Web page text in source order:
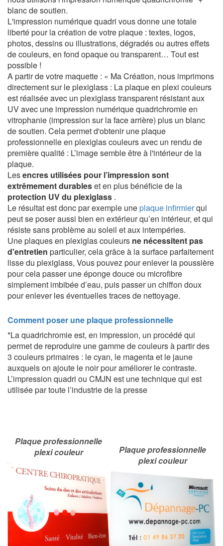
blanc de soutien.
L'impression numérique quadri vous donne une totale
liberté pour la création de votre plaque : textes, logos,
photos, dessins ou illustrations, dégradés ou autres effets
de couleurs, en fond opaque ou transparent… Tout est
possible !
A partir de votre maquette : « Ma Création, nous imprimons
directement sur le plexiglass : La plaque en plexi couleurs
est réalisée avec un plexiglass transparent résistant aux
UV avec une impression numérique quadrichromie en
vitrophanie (impression sur la face arrière) plus un blanc
de soutien. Cela permet d'obtenir une plaque
professionnelle en plexiglas couleurs avec un rendu de
première qualité : L’image semble être à l'intérieur de la
plaque.
Lesencres utilisées pour l’impression sont
extrêmement durableset en plus bénéficie de la
protection UV du plexiglass .
Le résultat est donc par exemple uneplaque infirmierqui
peut se poser aussi bien en extérieur qu’en intérieur, et qui
résiste sans problème au soleil et aux intempéries.
Une plaques en plexiglas couleurs ne nécessitent pas
d'entretien particulier, cela grâce à la surface parfaitement
lisse du plexiglass, Vous pouvez pour enlever la poussière
pour cela passer une éponge douce ou microfibre
simplement imbibée d’eau, puis passer un chiffon doux
pour enlever les éventuelles traces de nettoyage.
Comment poser une plaque professionnelle
*La quadrichromie est, en impression, un procédé qui
permet de reproduire une gamme de couleurs à partir des
3 couleurs primaires : le cyan, le magenta et le jaune
auxquels on ajoute le noir pour améliorer le contraste.
L’impression quadri ou CMJN est une technique qui est
utilisée par toute l’industrie de la presse
Plaque professionnelle
plexi couleur
Plaque professionnelle
plexi couleur